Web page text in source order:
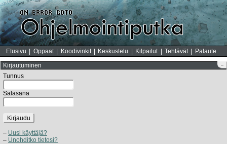
Etusivu Oppaat Koodivinkit Keskustelu Kilpailut Tehtävät Palaute
–
Kirjautuminen
Tunnus
Salasana
Kirjaudu
Uusi käyttäjä?
Unohditko tietosi?